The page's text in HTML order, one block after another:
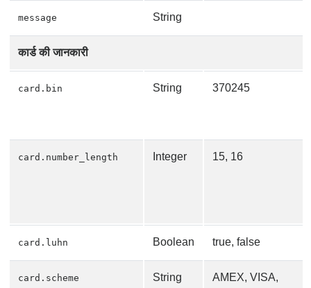
message String
कार्ड की जानकारी
card.bin String 370245
card.number_length Integer 15, 16
card.luhn Boolean true, false
card.scheme String
AMEX, VISA,